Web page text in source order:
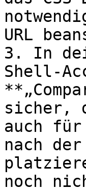
URL
3. In
Shell-
sicher,
auch
nach
noch